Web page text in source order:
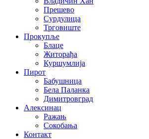
Прешево
Сурдулица
Трговиште
Прокупље
Блаце
Житорађа
Куршумлија
Пирот
Бабушница
Бела Паланка
Димитровград
Алексинац
Ражањ
Сокобања
Контакт